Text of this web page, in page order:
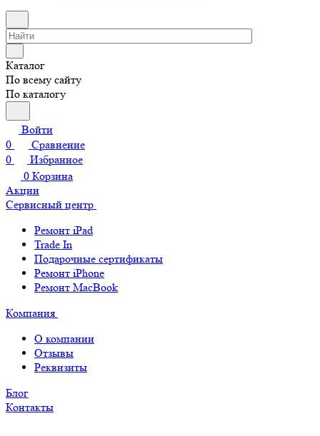
Каталог
По всему сайту
По каталогу
Войти
0
Сравнение
0
Избранное
0 Корзина
Акции
Сервисный центр
Ремонт iPad
Trade In
Подарочные сертификаты
Ремонт iPhone
Ремонт MacBook
Компания
О компании
Отзывы
Реквизиты
Блог
Контакты